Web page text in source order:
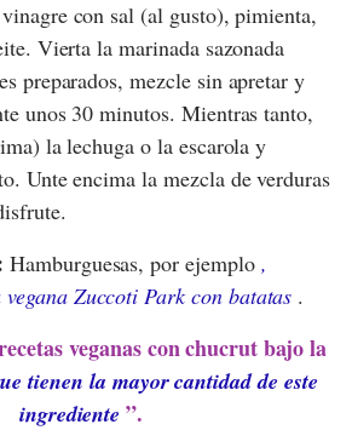
con sal (al gusto), pimienta,
Vierta la marinada sazonada
preparados, mezcle sin apretar y
unos 30 minutos. Mientras tanto,
la lechuga o la escarola y
Unte encima la mezcla de verduras
Hamburguesas, por ejemplo ,
Zuccoti Park con batatas .
veganas con chucrut bajo la
tienen la mayor cantidad de este
ingrediente ”.